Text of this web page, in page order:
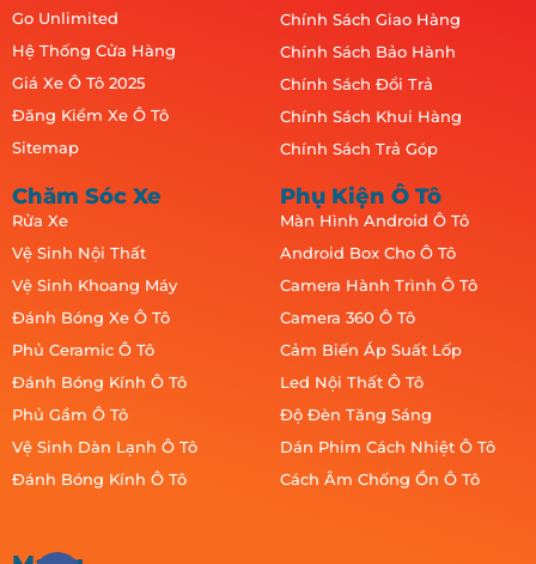
Go Unlimited
Hệ Thống Cửa Hàng
Giá Xe Ô Tô 2025
Đăng Kiểm Xe Ô Tô
Sitemap
Chính Sách Giao Hàng
Chính Sách Bảo Hành
Chính Sách Đổi Trả
Chính Sách Khui Hàng
Chính Sách Trả Góp
Chăm Sóc Xe
Rửa Xe
Vệ Sinh Nội Thất
Vệ Sinh Khoang Máy
Đánh Bóng Xe Ô Tô
Phủ Ceramic Ô Tô
Đánh Bóng Kính Ô Tô
Phủ Gầm Ô Tô
Vệ Sinh Dàn Lạnh Ô Tô
Đánh Bóng Kính Ô Tô
Phụ Kiện Ô Tô
Màn Hình Android Ô Tô
Android Box Cho Ô Tô
Camera Hành Trình Ô Tô
Camera 360 Ô Tô
Cảm Biến Áp Suất Lốp
Led Nội Thất Ô Tô
Độ Đèn Tăng Sáng
Dán Phim Cách Nhiệt Ô Tô
Cách Âm Chống Ồn Ô Tô